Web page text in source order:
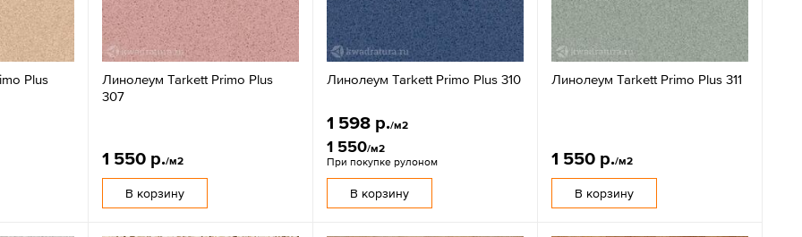
Plus
Линолеум Tarkett Primo Plus
307
1 550 р./м2
В корзину
Линолеум Tarkett Primo Plus 310
1 598 р./м2
1 550/м2
При покупке рулоном
В корзину
Линолеум Tarkett Primo Plus 311
1 550 р./м2
В корзину